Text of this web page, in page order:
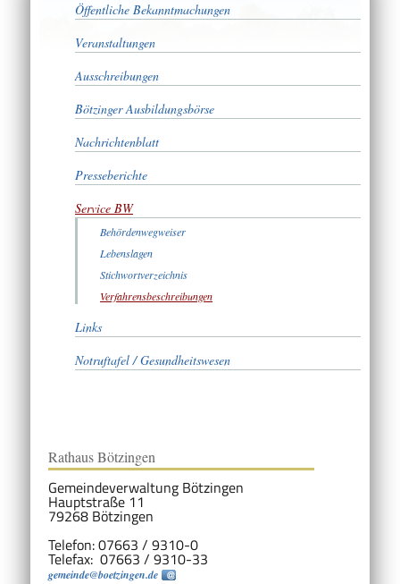
Öffentliche Bekanntmachungen
Veranstaltungen
Ausschreibungen
Bötzinger Ausbildungsbörse
Nachrichtenblatt
Presseberichte
Service BW
Behördenwegweiser
Lebenslagen
Stichwortverzeichnis
Verfahrensbeschreibungen
Links
Notruftafel / Gesundheitswesen
Rathaus Bötzingen
Gemeindeverwaltung Bötzingen
Hauptstraße 11
79268 Bötzingen
Telefon: 07663 / 9310-0
Telefax: 07663 / 9310-33
gemeinde@boetzingen.de